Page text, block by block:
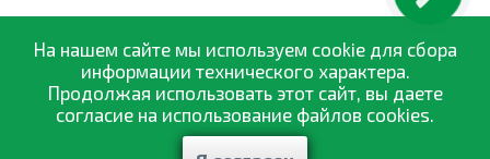
На нашем сайте мы используем cookie для сбора
информации технического характера.
Продолжая использовать этот сайт, вы даете
согласие на использование файлов cookies.